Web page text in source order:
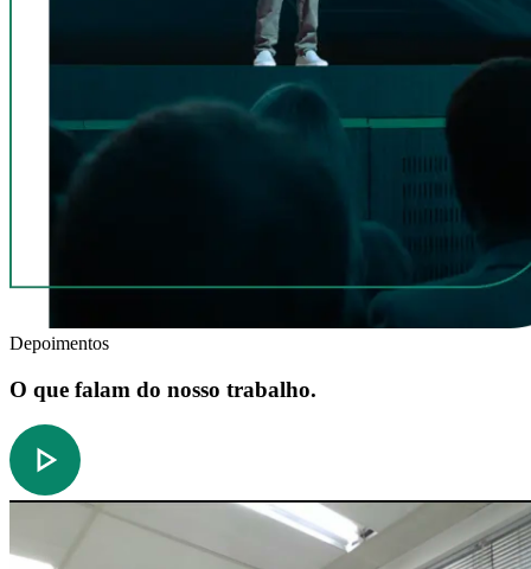
Depoimentos
O que falam do nosso trabalho.